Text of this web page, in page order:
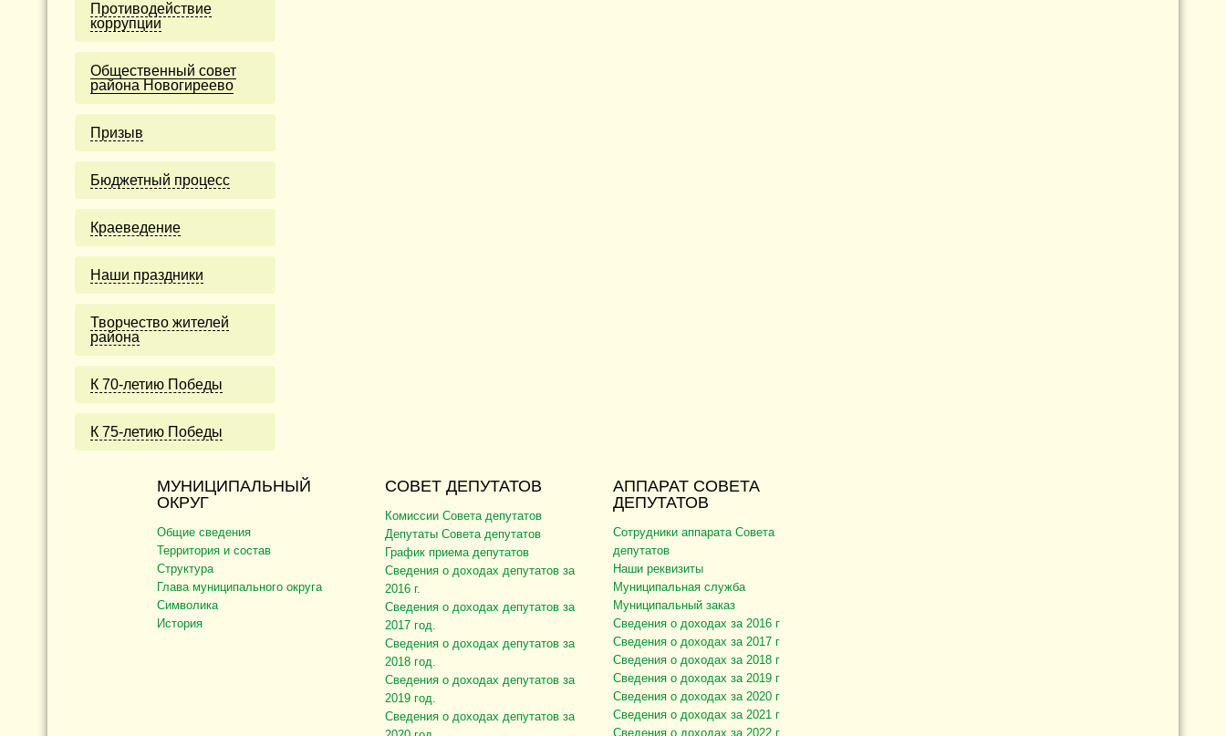
Противодействие
коррупции
Общественный совет
района Новогиреево
Призыв
Бюджетный процесс
Краеведение
Наши праздники
Творчество жителей
района
К 70-летию Победы
К 75-летию Победы
МУНИЦИПАЛЬНЫЙ
ОКРУГ
Общие сведения
Территория и состав
Структура
Глава муниципального округа
Символика
История
СОВЕТ ДЕПУТАТОВ
Комиссии Совета депутатов
Депутаты Совета депутатов
График приема депутатов
Сведения о доходах депутатов за
2016 г.
Сведения о доходах депутатов за
2017 год.
Сведения о доходах депутатов за
2018 год.
Сведения о доходах депутатов за
2019 год.
Сведения о доходах депутатов за
АППАРАТ СОВЕТА
ДЕПУТАТОВ
Сотрудники аппарата Совета
депутатов
Наши реквизиты
Муниципальная служба
Муниципальный заказ
Сведения о доходах за 2016 г
Сведения о доходах за 2017 г
Сведения о доходах за 2018 г
Сведения о доходах за 2019 г
Сведения о доходах за 2020 г
Сведения о доходах за 2021 г
Сведения о доходах за 2022 г